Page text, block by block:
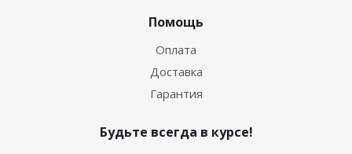
Помощь
Оплата
Доставка
Гарантия
Будьте всегда в курсе!